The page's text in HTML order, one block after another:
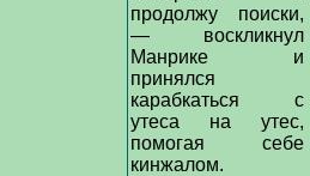
продолжу поиски,
— воскликнул
Манрике и
принялся
карабкаться с
утеса на утес,
помогая себе
кинжалом.